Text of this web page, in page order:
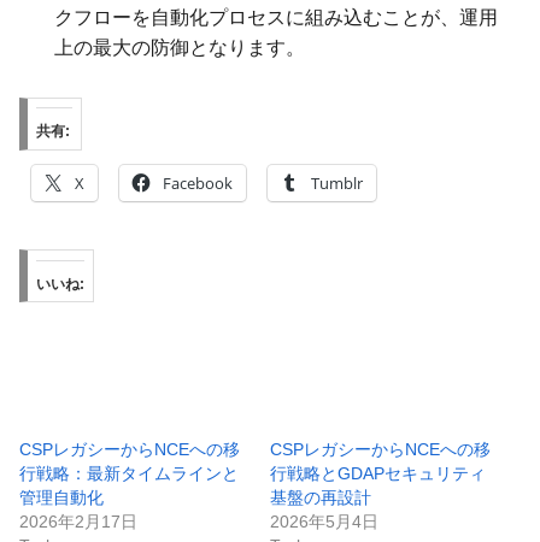
クフローを自動化プロセスに組み込むことが、運用
上の最大の防御となります。
共有:
X Facebook Tumblr
いいね:
CSPレガシーからNCEへの移
行戦略：最新タイムラインと
管理自動化
2026年2月17日
CSPレガシーからNCEへの移
行戦略とGDAPセキュリティ
基盤の再設計
2026年5月4日